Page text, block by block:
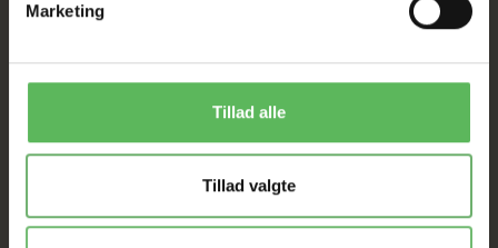
Marketing
Tillad alle
Tillad valgte
ANDRE FANDT OGSÅ